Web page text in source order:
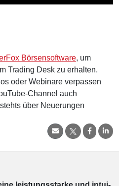
Börsensoftware, um
Trading Desk zu erhalten.
oder Webinare verpassen
Channel auch
über Neuerungen